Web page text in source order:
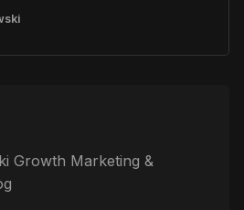
Growth Marketing &